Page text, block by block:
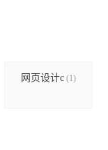
网页设计c(1)